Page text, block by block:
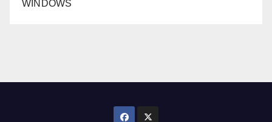
WINDOWS